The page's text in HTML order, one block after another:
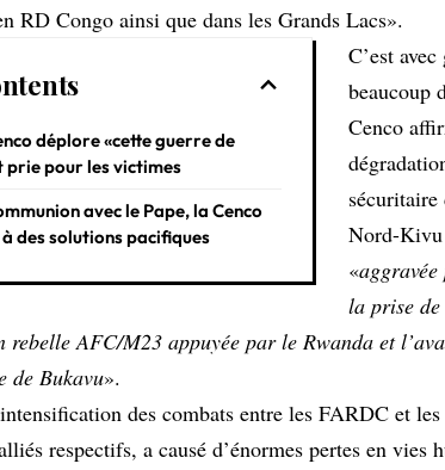
RD Congo ainsi que dans les Grands Lacs».
déplore «cette guerre de
prie pour les victimes
avec le Pape, la Cenco
des solutions pacifiques
C’est
beaucoup
Cenco
sécuritaire
Nord-
«
la prise
AFC/M23 appuyée par le Rwanda et
de Bukavu».
des combats entre les FARDC et
respectifs, a causé d’énormes pertes en vies